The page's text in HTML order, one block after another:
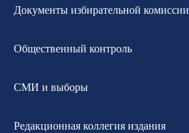
Документы избирательной комиссии
Общественный контроль
СМИ и выборы
Редакционная коллегия издания